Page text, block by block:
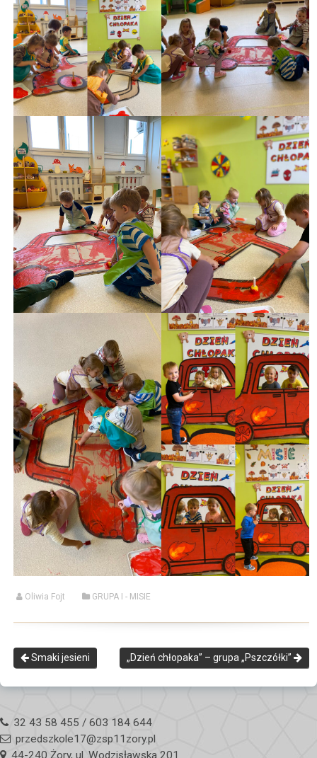
Oliwia Fojt GRUPA I - MISIE
Smaki jesieni „Dzień chłopaka” – grupa „Pszczółki”
32 43 58 455 / 603 184 644
przedszkole17@zsp11zory.pl
44-240 Żory, ul. Wodzisławska 201